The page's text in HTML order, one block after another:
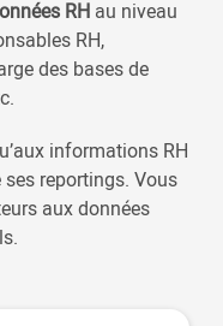
RH au niveau
RH,
des bases de
informations RH
reportings. Vous
aux données